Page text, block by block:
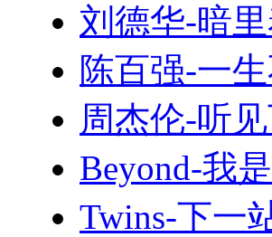
刘德华-暗
陈百强-一
周杰伦-听
Beyond-我
Twins-下一